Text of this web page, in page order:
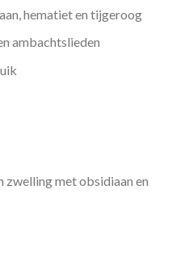
hematiet en tijgeroog
ambachtslieden
zwelling met obsidiaan en